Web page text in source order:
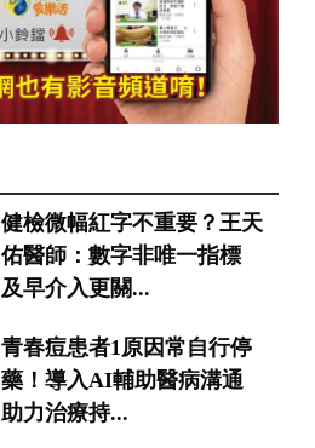
健檢微幅紅字不重要？王天
佑醫師：數字非唯一指標
及早介入更關...
青春痘患者1原因常自行停
藥！導入AI輔助醫病溝通
助力治療持...